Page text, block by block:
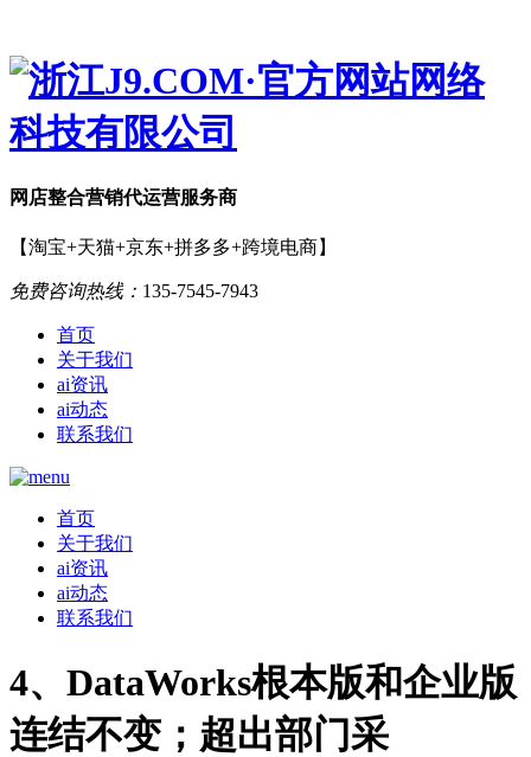
网店整合营销代运营服务商
【淘宝+天猫+京东+拼多多+跨境电商】
免费咨询热线： 135-7545-7943
首页
关于我们
ai资讯
ai动态
联系我们
首页
关于我们
ai资讯
ai动态
联系我们
4、DataWorks根本版和企业版
连结不变；超出部门采